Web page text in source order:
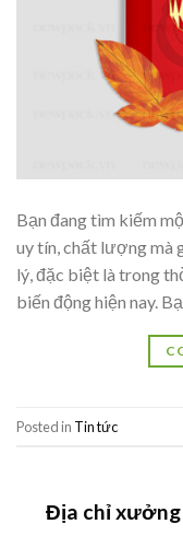
Bạn đang tìm kiếm
uy tín, chất lượng mà
lý, đặc biệt là trong
biến động hiện nay.
Posted in Tin tức
Địa chỉ xưởng